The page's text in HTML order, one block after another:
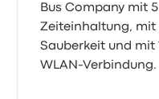
Bus Company mit
Zeiteinhaltung, mit
Sauberkeit und mit
WLAN-Verbindung.